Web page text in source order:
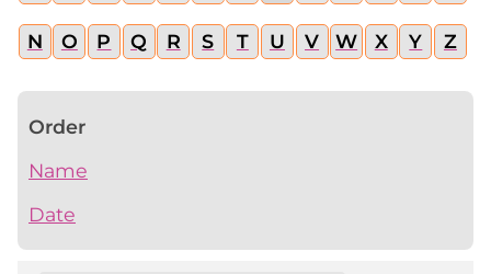
N O P Q R S T U V W X Y Z
Order
Name
Date